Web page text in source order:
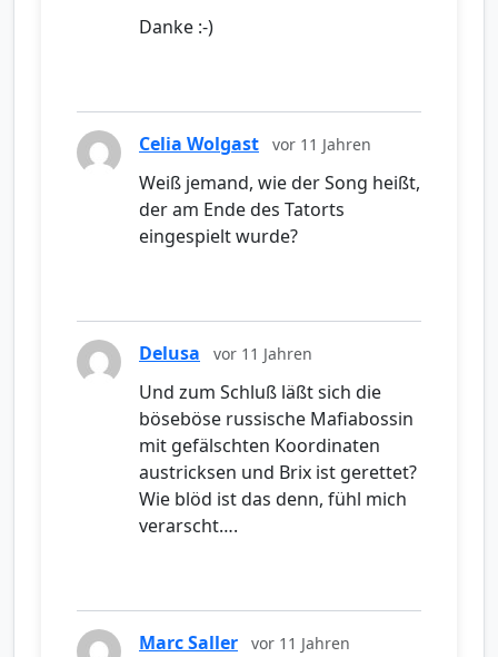
Danke :-)
Celia Wolgast vor 11 Jahren
Weiß jemand, wie der Song heißt,
der am Ende des Tatorts
eingespielt wurde?
Delusa vor 11 Jahren
Und zum Schluß läßt sich die
böseböse russische Mafiabossin
mit gefälschten Koordinaten
austricksen und Brix ist gerettet?
Wie blöd ist das denn, fühl mich
verarscht….
Marc Saller vor 11 Jahren